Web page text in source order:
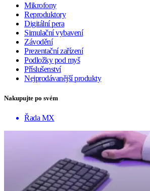
Mikrofony
Reproduktory
Digitální pera
Simulační vybavení
Závodění
Prezentační zařízení
Podložky pod myš
Příslušenství
Nejprodávanější produkty
Nakupujte po svém
Řada MX